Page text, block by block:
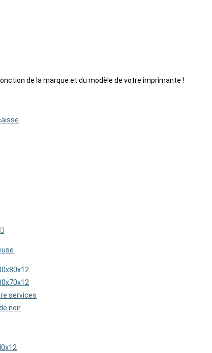
de la marque et du modèle de votre imprimante !
services
noir